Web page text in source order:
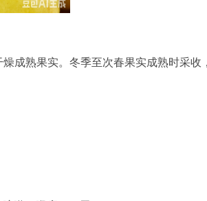
成熟果实。冬季至次春果实成熟时采收，